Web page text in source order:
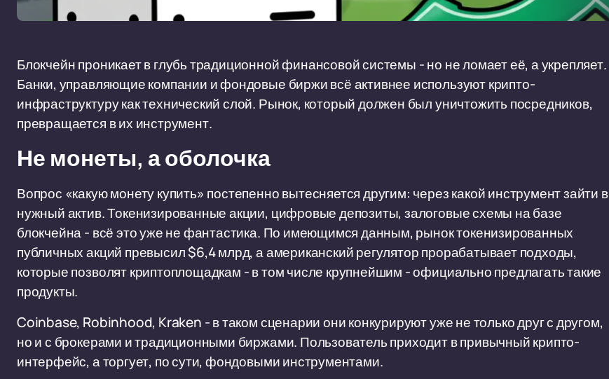
Блокчейн проникает в глубь традиционной финансовой системы - но не ломает её, а укрепляет.
Банки, управляющие компании и фондовые биржи всё активнее используют крипто-
инфраструктуру как технический слой. Рынок, который должен был уничтожить посредников,
превращается в их инструмент.
Не монеты, а оболочка
Вопрос «какую монету купить» постепенно вытесняется другим: через какой инструмент зайти в
нужный актив. Токенизированные акции, цифровые депозиты, залоговые схемы на базе
блокчейна - всё это уже не фантастика. По имеющимся данным, рынок токенизированных
публичных акций превысил $6,4 млрд, а американский регулятор прорабатывает подходы,
которые позволят криптоплощадкам - в том числе крупнейшим - официально предлагать такие
продукты.
Coinbase, Robinhood, Kraken - в таком сценарии они конкурируют уже не только друг с другом,
но и с брокерами и традиционными биржами. Пользователь приходит в привычный крипто-
интерфейс, а торгует, по сути, фондовыми инструментами.